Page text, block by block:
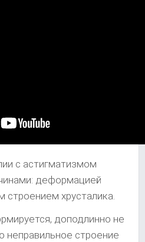
с астигматизмом
деформацией
строением хрусталика.
доподлинно не
неправильное строение